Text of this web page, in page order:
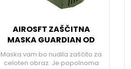
AIROSFT ZAŠČITNA
MASKA GUARDIAN OD
Maska vam bo nudila zaščito za
celoten obraz. Je popolnoma